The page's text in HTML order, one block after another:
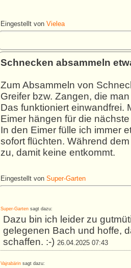
Eingestellt von Vielea
Schnecken absammeln
Zum Absammeln von
Greifer bzw. Zangen, die
Das funktioniert einwandfrei.
Eimer hängen für die
In den Eimer fülle ich immer
sofort flüchten. Während
zu, damit keine entkommt.
Eingestellt von Super-Garten
Super-Garten sagt dazu:
Dazu bin ich leider zu
gelegenen Bach und hoffe,
schaffen. :-) 26.04.2025 07:43
Vajrabärin sagt dazu: